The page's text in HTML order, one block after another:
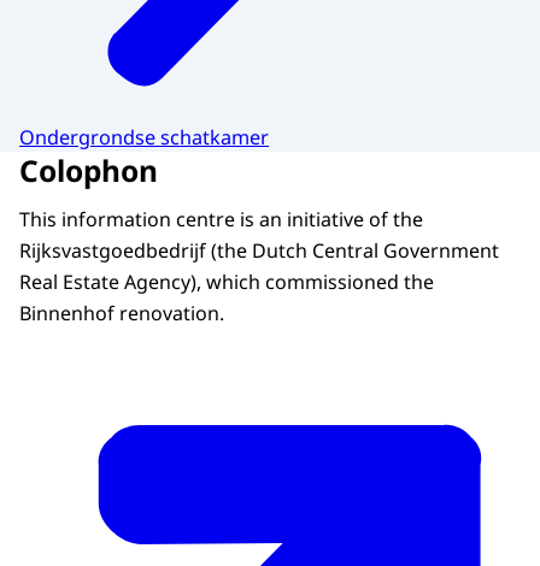
Ondergrondse schatkamer
Colophon
This information centre is an initiative of the
Rijksvastgoedbedrijf(the Dutch Central Government
Real Estate Agency), which commissioned the
Binnenhof renovation.